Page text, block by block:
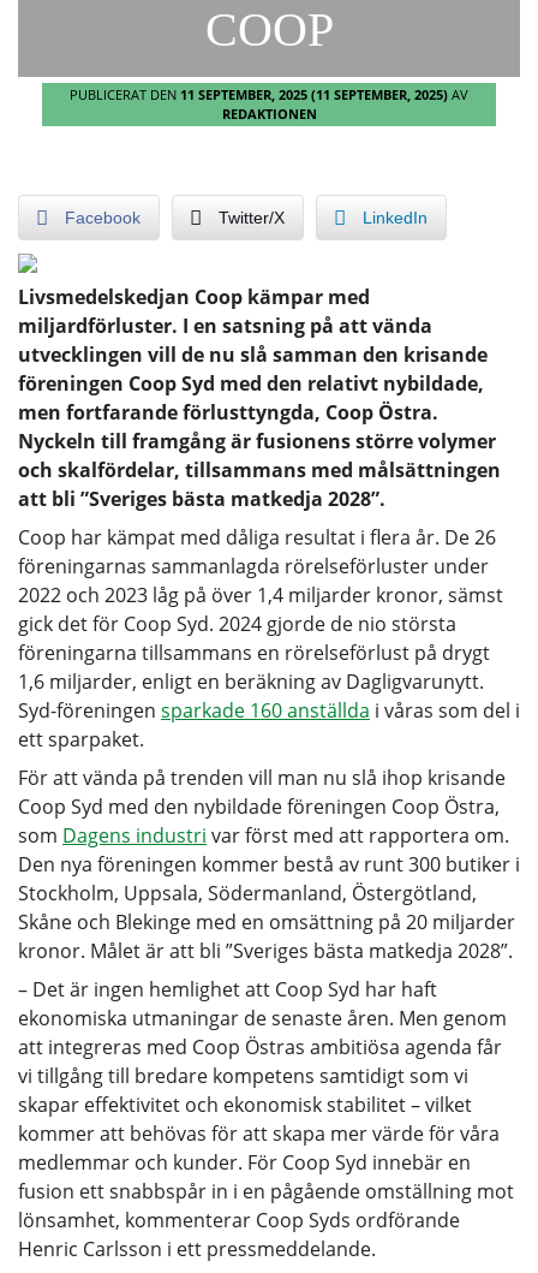
COOP
PUBLICERAT DEN 11 SEPTEMBER, 2025 (11 SEPTEMBER, 2025) AV
REDAKTIONEN
Facebook Twitter/X LinkedIn
Livsmedelskedjan Coop kämpar med
miljardförluster. I en satsning på att vända
utvecklingen vill de nu slå samman den krisande
föreningen Coop Syd med den relativt nybildade,
men fortfarande förlusttyngda, Coop Östra.
Nyckeln till framgång är fusionens större volymer
och skalfördelar, tillsammans med målsättningen
att bli ”Sveriges bästa matkedja 2028”.
Coop har kämpat med dåliga resultat i flera år. De 26
föreningarnas sammanlagda rörelseförluster under
2022 och 2023 låg på över 1,4 miljarder kronor, sämst
gick det för Coop Syd. 2024 gjorde de nio största
föreningarna tillsammans en rörelseförlust på drygt
1,6 miljarder, enligt en beräkning av Dagligvarunytt.
Syd-föreningen sparkade 160 anställda i våras som del i
ett sparpaket.
För att vända på trenden vill man nu slå ihop krisande
Coop Syd med den nybildade föreningen Coop Östra,
som Dagens industri var först med att rapportera om.
Den nya föreningen kommer bestå av runt 300 butiker i
Stockholm, Uppsala, Södermanland, Östergötland,
Skåne och Blekinge med en omsättning på 20 miljarder
kronor. Målet är att bli ”Sveriges bästa matkedja 2028”.
– Det är ingen hemlighet att Coop Syd har haft
ekonomiska utmaningar de senaste åren. Men genom
att integreras med Coop Östras ambitiösa agenda får
vi tillgång till bredare kompetens samtidigt som vi
skapar effektivitet och ekonomisk stabilitet – vilket
kommer att behövas för att skapa mer värde för våra
medlemmar och kunder. För Coop Syd innebär en
fusion ett snabbspår in i en pågående omställning mot
lönsamhet, kommenterar Coop Syds ordförande
Henric Carlsson i ett pressmeddelande.